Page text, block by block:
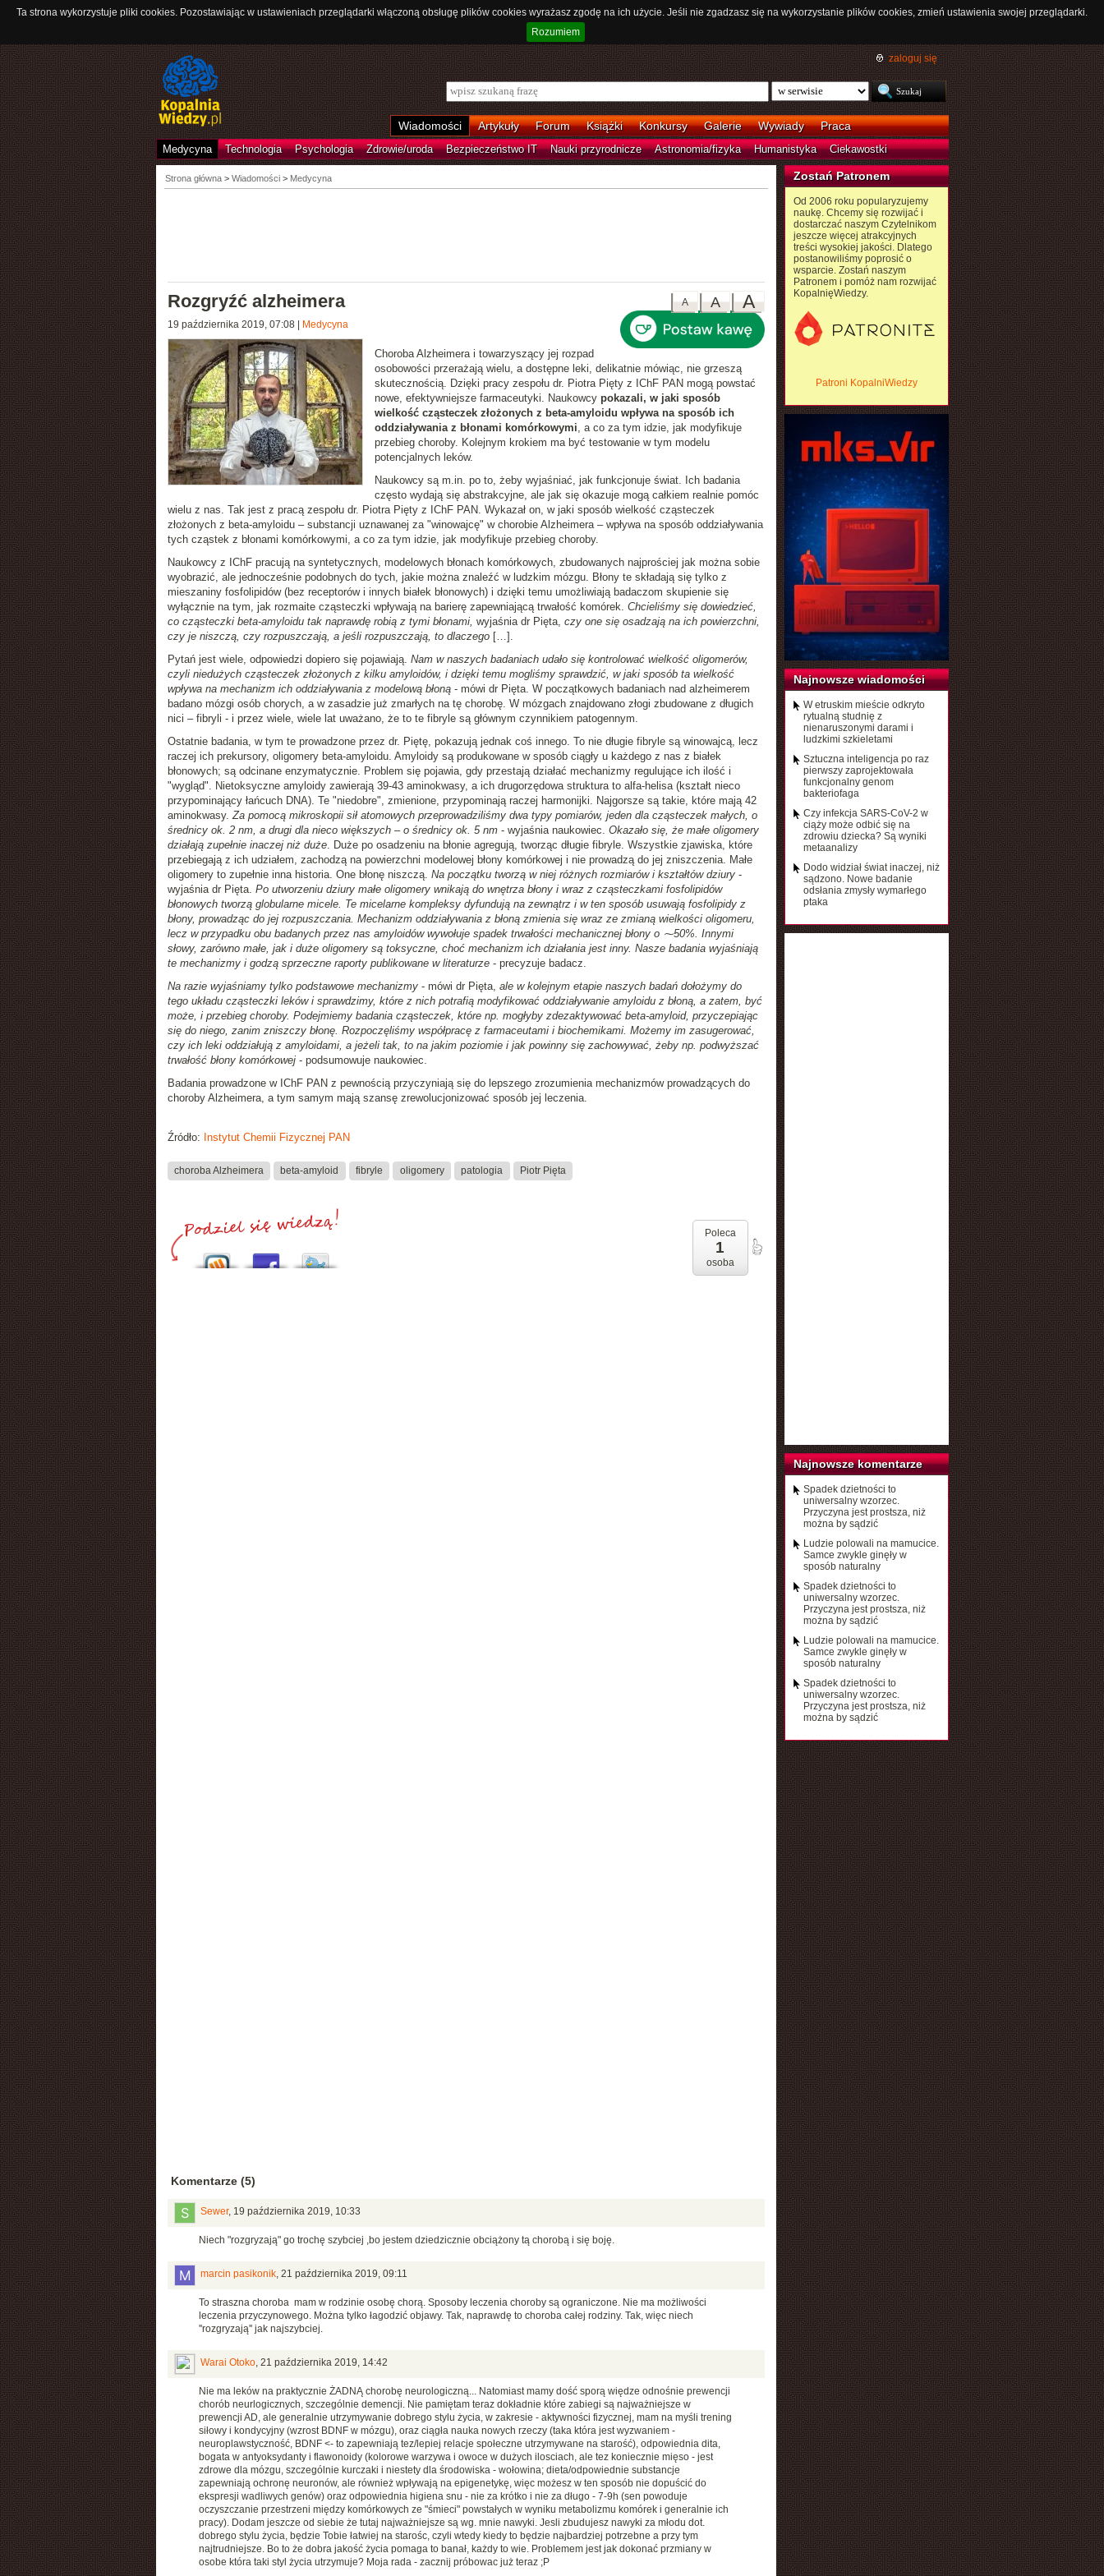
Ta strona wykorzystuje pliki cookies. Pozostawiając w ustawieniach przeglądarki włączoną obsługę plików cookies wyrażasz zgodę na ich użycie. Jeśli nie zgadzasz się na wykorzystanie plików cookies, zmień ustawienia swojej przeglądarki.
Rozumiem
zaloguj się
Wiadomości Artykuły Forum Książki Konkursy Galerie Wywiady Praca
Medycyna Technologia Psychologia Zdrowie/uroda Bezpieczeństwo IT Nauki przyrodnicze Astronomia/fizyka Humanistyka Ciekawostki
Strona główna> Wiadomości > Medycyna
A
A
A
Rozgryźć alzheimera
19 października 2019, 07:08| Medycyna
Choroba Alzheimera i towarzyszący jej rozpad
osobowości przerażają wielu, a dostępne leki, delikatnie mówiąc, nie grzeszą
skutecznością. Dzięki pracy zespołu dr. Piotra Pięty z IChF PAN mogą powstać
nowe, efektywniejsze farmaceutyki. Naukowcy pokazali, w jaki sposób
wielkość cząsteczek złożonych z beta-amyloidu wpływa na sposób ich
oddziaływania z błonami komórkowymi, a co za tym idzie, jak modyfikuje
przebieg choroby. Kolejnym krokiem ma być testowanie w tym modelu
potencjalnych leków.
Naukowcy są m.in. po to, żeby wyjaśniać, jak funkcjonuje świat. Ich badania
często wydają się abstrakcyjne, ale jak się okazuje mogą całkiem realnie pomóc
wielu z nas. Tak jest z pracą zespołu dr. Piotra Pięty z IChF PAN. Wykazał on, w jaki sposób wielkość cząsteczek
złożonych z beta-amyloidu – substancji uznawanej za "winowajcę" w chorobie Alzheimera – wpływa na sposób oddziaływania
tych cząstek z błonami komórkowymi, a co za tym idzie, jak modyfikuje przebieg choroby.
Naukowcy z IChF pracują na syntetycznych, modelowych błonach komórkowych, zbudowanych najprościej jak można sobie
wyobrazić, ale jednocześnie podobnych do tych, jakie można znaleźć w ludzkim mózgu. Błony te składają się tylko z
mieszaniny fosfolipidów (bez receptorów i innych białek błonowych) i dzięki temu umożliwiają badaczom skupienie się
wyłącznie na tym, jak rozmaite cząsteczki wpływają na barierę zapewniającą trwałość komórek. Chcieliśmy się dowiedzieć,
co cząsteczki beta-amyloidu tak naprawdę robią z tymi błonami, wyjaśnia dr Pięta, czy one się osadzają na ich powierzchni,
czy je niszczą, czy rozpuszczają, a jeśli rozpuszczają, to dlaczego[…].
Pytań jest wiele, odpowiedzi dopiero się pojawiają. Nam w naszych badaniach udało się kontrolować wielkość oligomerów,
czyli niedużych cząsteczek złożonych z kilku amyloidów, i dzięki temu mogliśmy sprawdzić, w jaki sposób ta wielkość
wpływa na mechanizm ich oddziaływania z modelową błoną- mówi dr Pięta. W początkowych badaniach nad alzheimerem
badano mózgi osób chorych, a w zasadzie już zmarłych na tę chorobę. W mózgach znajdowano złogi zbudowane z długich
nici – fibryli - i przez wiele, wiele lat uważano, że to te fibryle są głównym czynnikiem patogennym.
Ostatnie badania, w tym te prowadzone przez dr. Piętę, pokazują jednak coś innego. To nie długie fibryle są winowajcą, lecz
raczej ich prekursory, oligomery beta-amyloidu. Amyloidy są produkowane w sposób ciągły u każdego z nas z białek
błonowych; są odcinane enzymatycznie. Problem się pojawia, gdy przestają działać mechanizmy regulujące ich ilość i
"wygląd". Nietoksyczne amyloidy zawierają 39-43 aminokwasy, a ich drugorzędowa struktura to alfa-helisa (kształt nieco
przypominający łańcuch DNA). Te "niedobre", zmienione, przypominają raczej harmonijki. Najgorsze są takie, które mają 42
aminokwasy.Za pomocą mikroskopii sił atomowych przeprowadziliśmy dwa typy pomiarów, jeden dla cząsteczek małych, o
średnicy ok. 2 nm, a drugi dla nieco większych – o średnicy ok. 5 nm- wyjaśnia naukowiec. Okazało się, że małe oligomery
działają zupełnie inaczej niż duże. Duże po osadzeniu na błonie agregują, tworząc długie fibryle. Wszystkie zjawiska, które
przebiegają z ich udziałem, zachodzą na powierzchni modelowej błony komórkowej i nie prowadzą do jej zniszczenia. Małe
oligomery to zupełnie inna historia. One błonę niszczą. Na początku tworzą w niej różnych rozmiarów i kształtów dziury-
wyjaśnia dr Pięta. Po utworzeniu dziury małe oligomery wnikają do wnętrza błony i wraz z cząsteczkami fosfolipidów
błonowych tworzą globularne micele. Te micelarne kompleksy dyfundują na zewnątrz i w ten sposób usuwają fosfolipidy z
błony, prowadząc do jej rozpuszczania. Mechanizm oddziaływania z błoną zmienia się wraz ze zmianą wielkości oligomeru,
lecz w przypadku obu badanych przez nas amyloidów wywołuje spadek trwałości mechanicznej błony o ⁓50%. Innymi
słowy, zarówno małe, jak i duże oligomery są toksyczne, choć mechanizm ich działania jest inny. Nasze badania wyjaśniają
te mechanizmy i godzą sprzeczne raporty publikowane w literaturze- precyzuje badacz.
Na razie wyjaśniamy tylko podstawowe mechanizmy- mówi dr Pięta, ale w kolejnym etapie naszych badań dołożymy do
tego układu cząsteczki leków i sprawdzimy, które z nich potrafią modyfikować oddziaływanie amyloidu z błoną, a zatem, być
może, i przebieg choroby. Podejmiemy badania cząsteczek, które np. mogłyby zdezaktywować beta-amyloid, przyczepiając
się do niego, zanim zniszczy błonę. Rozpoczęliśmy współpracę z farmaceutami i biochemikami. Możemy im zasugerować,
czy ich leki oddziałują z amyloidami, a jeżeli tak, to na jakim poziomie i jak powinny się zachowywać, żeby np. podwyższać
trwałość błony komórkowej- podsumowuje naukowiec.
Badania prowadzone w IChF PAN z pewnością przyczyniają się do lepszego zrozumienia mechanizmów prowadzących do
choroby Alzheimera, a tym samym mają szansę zrewolucjonizować sposób jej leczenia.
Źródło: Instytut Chemii Fizycznej PAN
choroba Alzheimera beta-amyloid fibryle oligomery patologia Piotr Pięta
Poleca
1
osoba
Komentarze (5)
Sewer, 19 października 2019, 10:33
Niech "rozgryzają" go trochę szybciej ,bo jestem dziedzicznie obciążony tą chorobą i się boję.
marcin pasikonik, 21 października 2019, 09:11
To straszna choroba mam w rodzinie osobę chorą. Sposoby leczenia choroby są ograniczone. Nie ma możliwości
leczenia przyczynowego. Można tylko łagodzić objawy. Tak, naprawdę to choroba całej rodziny. Tak, więc niech
''rozgryzają'' jak najszybciej.
Warai Otoko, 21 października 2019, 14:42
Nie ma leków na praktycznie ŻADNĄ chorobę neurologiczną... Natomiast mamy dość sporą więdze odnośnie prewencji
chorób neurlogicznych, szczególnie demencji. Nie pamiętam teraz dokładnie które zabiegi są najważniejsze w
prewencji AD, ale generalnie utrzymywanie dobrego stylu życia, w zakresie - aktywności fizycznej, mam na myśli trening
siłowy i kondycyjny (wzrost BDNF w mózgu), oraz ciągła nauka nowych rzeczy (taka która jest wyzwaniem -
neuroplawstyczność, BDNF <- to zapewniają tez/lepiej relacje społeczne utrzymywane na starość), odpowiednia dita,
bogata w antyoksydanty i flawonoidy (kolorowe warzywa i owoce w dużych ilosciach, ale tez koniecznie mięso - jest
zdrowe dla mózgu, szczególnie kurczaki i niestety dla środowiska - wołowina; dieta/odpowiednie substancje
zapewniają ochronę neuronów, ale również wpływają na epigenetykę, więc możesz w ten sposób nie dopuścić do
ekspresji wadliwych genów) oraz odpowiednia higiena snu - nie za krótko i nie za długo - 7-9h (sen powoduje
oczyszczanie przestrzeni między komórkowych ze "śmieci" powstałych w wyniku metabolizmu komórek i generalnie ich
pracy). Dodam jeszcze od siebie że tutaj najważniejsze są wg. mnie nawyki. Jesli zbudujesz nawyki za młodu dot.
dobrego stylu życia, będzie Tobie łatwiej na starośc, czyli wtedy kiedy to będzie najbardziej potrzebne a przy tym
najtrudniejsze. Bo to że dobra jakość życia pomaga to banał, każdy to wie. Problemem jest jak dokonać przmiany w
osobe która taki styl życia utrzymuje? Moja rada - zacznij próbowac już teraz ;P
Zostań Patronem
Od 2006 roku popularyzujemy
naukę. Chcemy się rozwijać i
dostarczać naszym Czytelnikom
jeszcze więcej atrakcyjnych
treści wysokiej jakości. Dlatego
postanowiliśmy poprosić o
wsparcie. Zostań naszym
Patronem i pomóż nam rozwijać
KopalnięWiedzy.
Patroni KopalniWiedzy
Najnowsze wiadomości
W etruskim mieście odkryto
rytualną studnię z
nienaruszonymi darami i
ludzkimi szkieletami
Sztuczna inteligencja po raz
pierwszy zaprojektowała
funkcjonalny genom
bakteriofaga
Czy infekcja SARS-CoV-2 w
ciąży może odbić się na
zdrowiu dziecka? Są wyniki
metaanalizy
Dodo widział świat inaczej, niż
sądzono. Nowe badanie
odsłania zmysły wymarłego
ptaka
Najnowsze komentarze
Spadek dzietności to
uniwersalny wzorzec.
Przyczyna jest prostsza, niż
można by sądzić
Ludzie polowali na mamucice.
Samce zwykle ginęły w
sposób naturalny
Spadek dzietności to
uniwersalny wzorzec.
Przyczyna jest prostsza, niż
można by sądzić
Ludzie polowali na mamucice.
Samce zwykle ginęły w
sposób naturalny
Spadek dzietności to
uniwersalny wzorzec.
Przyczyna jest prostsza, niż
można by sądzić